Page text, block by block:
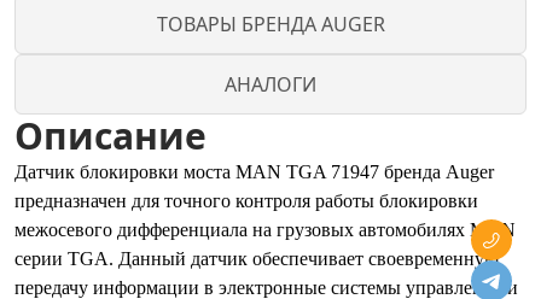
ТОВАРЫ БРЕНДА AUGER
АНАЛОГИ
Описание
Датчик блокировки моста MAN TGA 71947 бренда Auger
предназначен для точного контроля работы блокировки
межосевого дифференциала на грузовых автомобилях MAN
серии TGA. Данный датчик обеспечивает своевременную
передачу информации в электронные системы управления и